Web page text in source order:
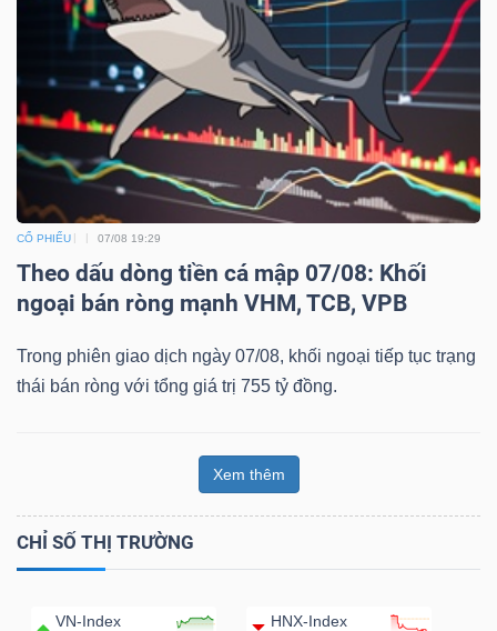
CỔ PHIẾU 07/08 19:29
Theo dấu dòng tiền cá mập 07/08: Khối
ngoại bán ròng mạnh VHM, TCB, VPB
Trong phiên giao dịch ngày 07/08, khối ngoại tiếp tục trạng
thái bán ròng với tổng giá trị 755 tỷ đồng.
Xem thêm
CHỈ SỐ THỊ TRƯỜNG
VN-Index HNX-Index